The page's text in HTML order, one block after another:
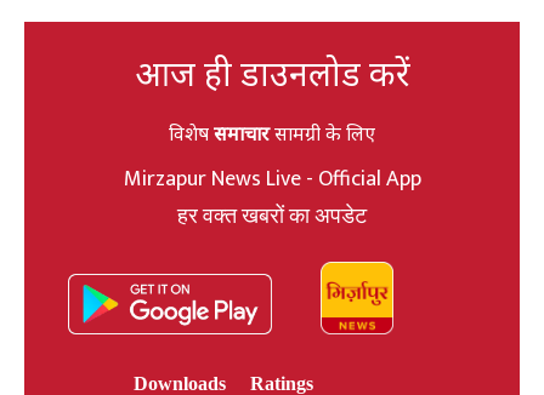
आज ही डाउनलोड करें
विशेषसमाचारसामग्री के लिए
Mirzapur News Live - Official App
हर वक्त खबरों का अपडेट
Downloads
Ratings